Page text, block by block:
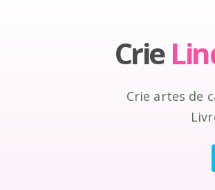
Crie
Crie artes de